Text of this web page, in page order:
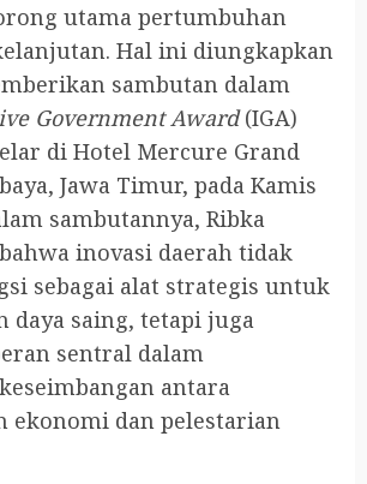
utama pertumbuhan
Hal ini diungkapkan
sambutan dalam
Government Award(IGA)
di Hotel Mercure Grand
Jawa Timur, pada Kamis
sambutannya, Ribka
inovasi daerah tidak
sebagai alat strategis untuk
daya saing, tetapi juga
sentral dalam
antara
ekonomi dan pelestarian